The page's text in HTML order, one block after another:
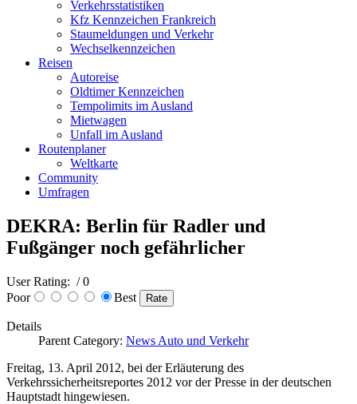
Verkehrsstatistiken
Kfz Kennzeichen Frankreich
Staumeldungen und Verkehr
Wechselkennzeichen
Reisen
Autoreise
Oldtimer Kennzeichen
Tempolimits im Ausland
Mietwagen
Unfall im Ausland
Routenplaner
Weltkarte
Community
Umfragen
DEKRA: Berlin für Radler und
Fußgänger noch gefährlicher
User Rating: / 0
Poor
Best
Details
Parent Category: News Auto und Verkehr
Freitag, 13. April 2012, bei der Erläuterung des
Verkehrssicherheitsreportes 2012 vor der Presse in der deutschen
Hauptstadt hingewiesen.